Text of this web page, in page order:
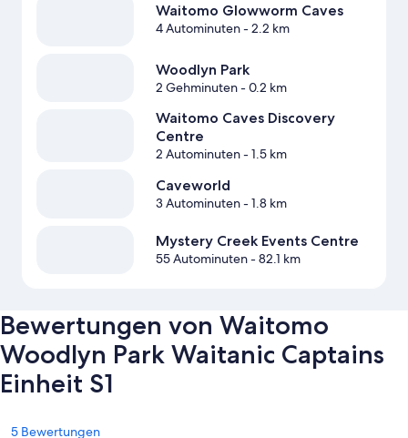
Waitomo Glowworm Caves
4 Autominuten- 2.2 km
Woodlyn Park
2 Gehminuten- 0.2 km
Waitomo Caves Discovery
Centre
2 Autominuten- 1.5 km
Caveworld
3 Autominuten- 1.8 km
Mystery Creek Events Centre
55 Autominuten- 82.1 km
Bewertungen von Waitomo
Woodlyn Park Waitanic Captains
Einheit S1
Bewertungen
5 Bewertungen